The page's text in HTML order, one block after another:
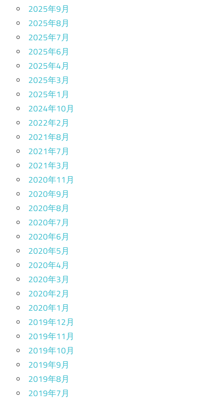
2025年9月
2025年8月
2025年7月
2025年6月
2025年4月
2025年3月
2025年1月
2024年10月
2022年2月
2021年8月
2021年7月
2021年3月
2020年11月
2020年9月
2020年8月
2020年7月
2020年6月
2020年5月
2020年4月
2020年3月
2020年2月
2020年1月
2019年12月
2019年11月
2019年10月
2019年9月
2019年8月
2019年7月